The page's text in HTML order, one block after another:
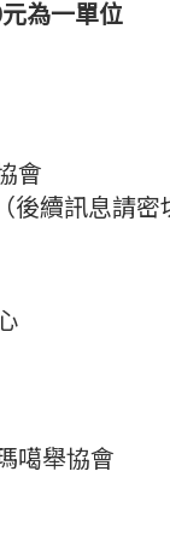
為一單位
會
續訊息請密
噶舉協會